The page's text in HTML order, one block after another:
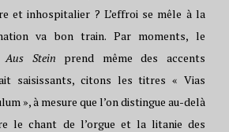
et inhospitalier ? L’effroi se mêle à la
va bon train. Par moments, le
Aus Stein prend même des accents
saisissants, citons les titres « Vias
», à mesure que l’on distingue au-delà
le chant de l’orgue et la litanie des